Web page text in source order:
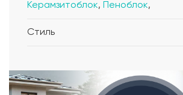
Керамзитоблок, Пеноблок,
Стиль